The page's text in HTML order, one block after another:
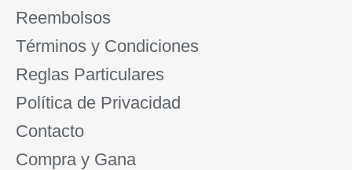
Reembolsos
Términos y Condiciones
Reglas Particulares
Política de Privacidad
Contacto
Compra y Gana